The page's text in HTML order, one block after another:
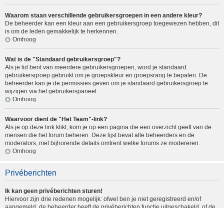
Waarom staan verschillende gebruikersgroepen in een andere kleur?
De beheerder kan een kleur aan een gebruikersgroep toegewezen hebben, dit
is om de leden gemakkelijk te herkennen.
Omhoog
Wat is de "Standaard gebruikersgroep"?
Als je lid bent van meerdere gebruikersgroepen, word je standaard
gebruikersgroep gebruikt om je groepskleur en groepsrang te bepalen. De
beheerder kan je de permissies geven om je standaard gebruikersgroep te
wijzigen via het gebruikerspaneel.
Omhoog
Waarvoor dient de "Het Team"-link?
Als je op deze link klikt, kom je op een pagina die een overzicht geeft van de
mensen die het forum beheren. Deze lijst bevat alle beheerders en de
moderators, met bijhorende details omtrent welke forums ze modereren.
Omhoog
Privéberichten
Ik kan geen privéberichten sturen!
Hiervoor zijn drie redenen mogelijk: ofwel ben je niet geregistreerd en/of